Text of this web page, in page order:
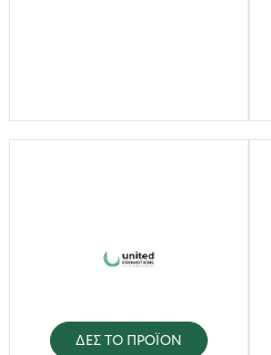
ΔΕΣ ΤΟ ΠΡΟΪΟΝ